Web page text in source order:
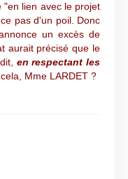
"en lien avec le projet
pas d'un poil. Donc
un excès de
aurait précisé que le
en respectant les
Mme LARDET ?